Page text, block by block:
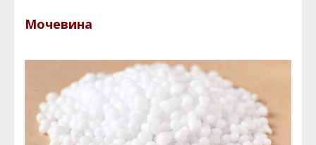
Мочевина